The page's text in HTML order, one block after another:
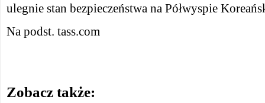
ulegnie stan bezpieczeństwa na Półwyspie
Na podst. tass.com
Zobacz także: